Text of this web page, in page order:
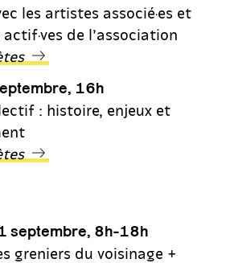
les artistes associé·es et
de l’association
16h
: histoire, enjeux et
septembre, 8h-18h
greniers du voisinage +